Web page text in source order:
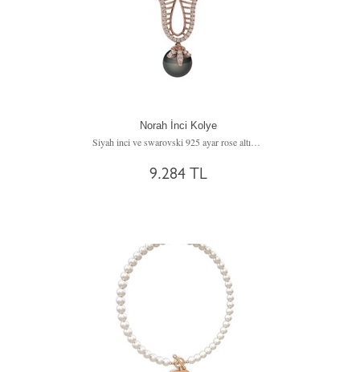
Norah İnci Kolye
9.284 TL